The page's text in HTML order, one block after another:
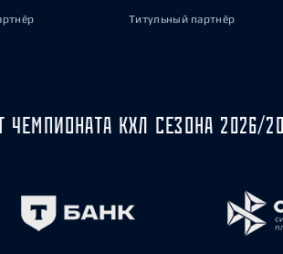
Титульный партнёр
КХЛ СЕЗОНА 2026/